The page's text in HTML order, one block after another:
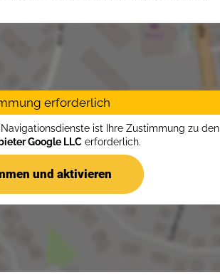
erforderlich
ist Ihre Zustimmung zu den
Google LLC erforderlich.
und aktivieren